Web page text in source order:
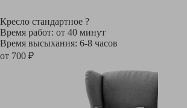
Кресло стандартное ?
Время работ: от 40 минут
Время высыхания: 6-8 часов
от 700 ₽